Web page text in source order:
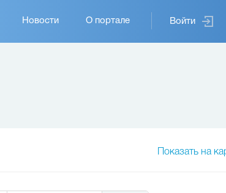
Войти
Основная
навигация
Новости О портале
Показать на